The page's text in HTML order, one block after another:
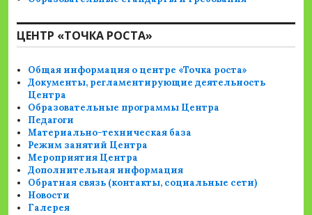
ЦЕНТР «ТОЧКА РОСТА»
Общая информация о центре «Точка роста»
Документы, регламентирующие деятельность
Центра
Образовательные программы Центра
Педагоги
Материально-техническая база
Режим занятий Центра
Мероприятия Центра
Дополнительная информация
Обратная связь (контакты, социальные сети)
Новости
Галерея